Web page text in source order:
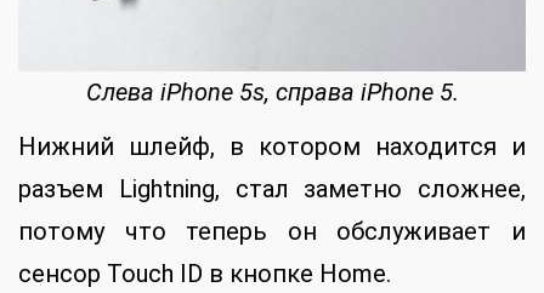
Слева iPhone 5s, справа iPhone 5.
Нижний шлейф, в котором находится и
разъем Lightning, стал заметно сложнее,
потому что теперь он обслуживает и
сенсор Touch ID в кнопке Home.